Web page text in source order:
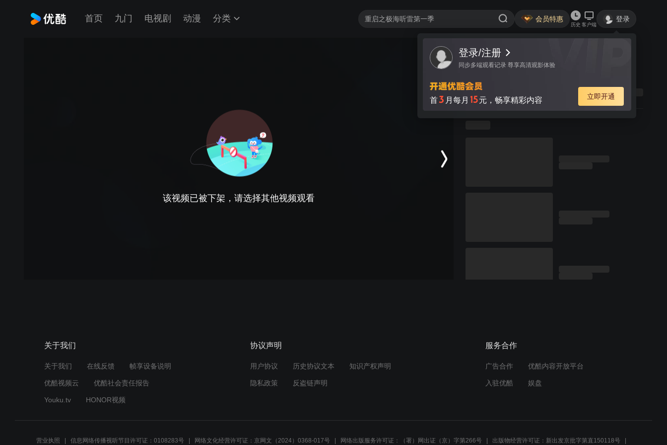
首页 九门 电视剧 动漫 分类 会员特惠
历史 客户端
登录
登录/注册
同步多端观看记录 尊享高清观影体验
首3 月每月 15元，畅享精彩内容 立即开通
该视频已被下架，请选择其他视频观看
关于我们
关于我们 在线反馈 帧享设备说明
优酷视频云 优酷社会责任报告
Youku.tv HONOR视频
协议声明
用户协议 历史协议文本 知识产权声明
隐私政策 反盗链声明
服务合作
广告合作 优酷内容开放平台
入驻优酷 娱盘
营业执照 信息网络传播视听节目许可证：0108283号 网络文化经营许可证：京网文（2024）0368-017号 网络出版服务许可证：（署）网出证（京）字第266号 出版物经营许可证：新出发京批字第直150118号